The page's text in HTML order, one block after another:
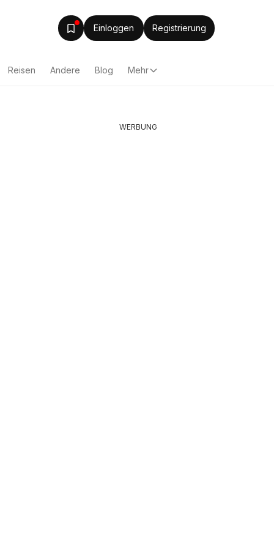
Einloggen Registrierung
Reisen Andere Blog Mehr
WERBUNG